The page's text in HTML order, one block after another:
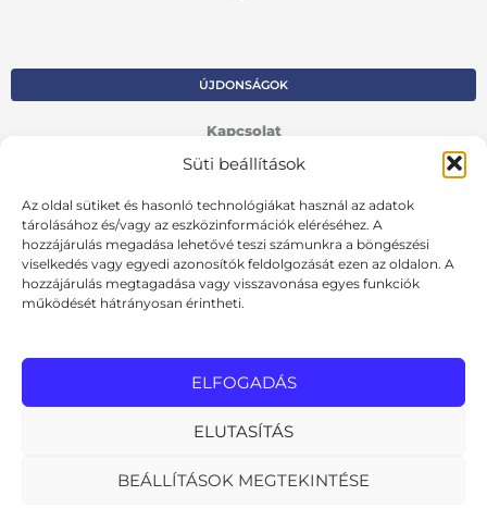
Süti beállítások
Az oldal sütiket és hasonló technológiákat használ az adatok
tárolásához és/vagy az eszközinformációk eléréséhez. A
hozzájárulás megadása lehetővé teszi számunkra a böngészési
viselkedés vagy egyedi azonosítók feldolgozását ezen az oldalon. A
hozzájárulás megtagadása vagy visszavonása egyes funkciók
működését hátrányosan érintheti.
ELFOGADÁS
ELUTASÍTÁS
BEÁLLÍTÁSOK MEGTEKINTÉSE
ÚJDONSÁGOK
Kapcsolat
Kosár
Fiók
Adatvédelmi szabályzat
VISSZA AZ ELŐZŐ OLDALRA
Cookie szabályzat
MInden jog fenntartva